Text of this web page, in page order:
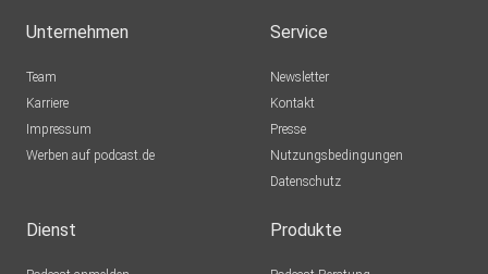
Unternehmen
Team
Karriere
Impressum
Werben auf podcast.de
Service
Newsletter
Kontakt
Presse
Nutzungsbedingungen
Datenschutz
Dienst Produkte